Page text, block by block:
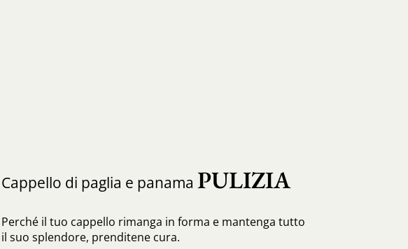
Cappello di paglia e panama PULIZIA
Perché il tuo cappello rimanga in forma e mantenga tutto
il suo splendore, prenditene cura.